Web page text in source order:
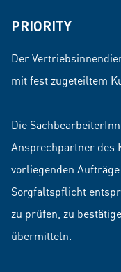
PRIORITY
Der
mit fest zugeteiltem
Die
Ansprechpartner des
vorliegenden
Sorgfaltspflicht
zu prüfen, zu
übermitteln.